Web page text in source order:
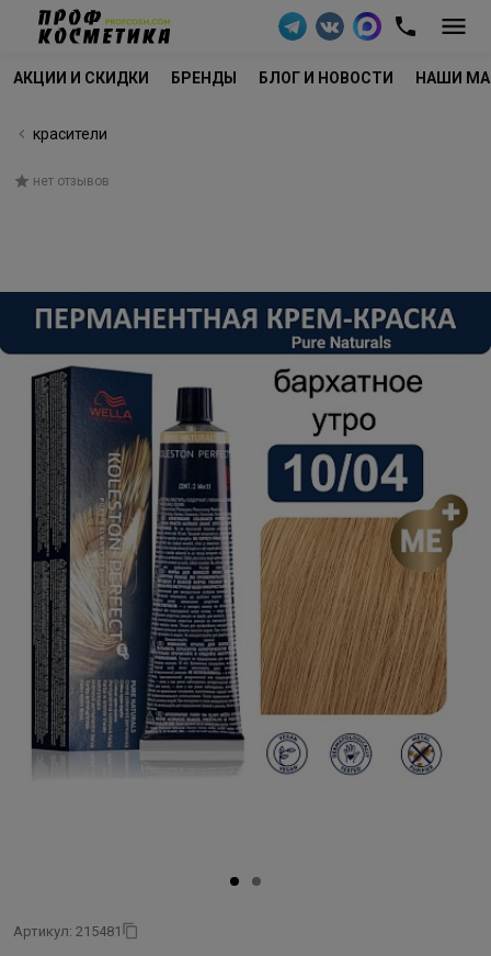
АКЦИИ И СКИДКИ БРЕНДЫ БЛОГ И НОВОСТИ НАШИ
красители
нет отзывов
Артикул: 215481